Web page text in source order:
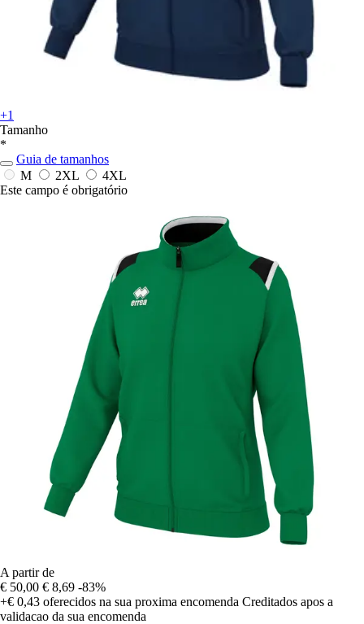
+1
Tamanho
*
Guia de tamanhos
M
2XL
4XL
Este campo é obrigatório
A partir de
€ 50,00 € 8,69 -83%
+€ 0,43 oferecidos na sua proxima encomenda Creditados apos a
validacao da sua encomenda